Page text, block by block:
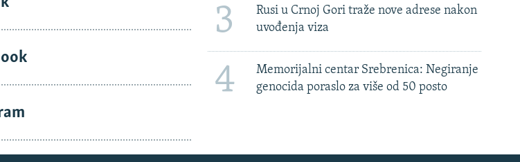
3
Rusi u Crnoj Gori traže nove adrese nakon
uvođenja viza
4
Memorijalni centar Srebrenica: Negiranje
genocida poraslo za više od 50 posto